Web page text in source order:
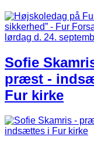
Sofie
præst -
Fur kirke